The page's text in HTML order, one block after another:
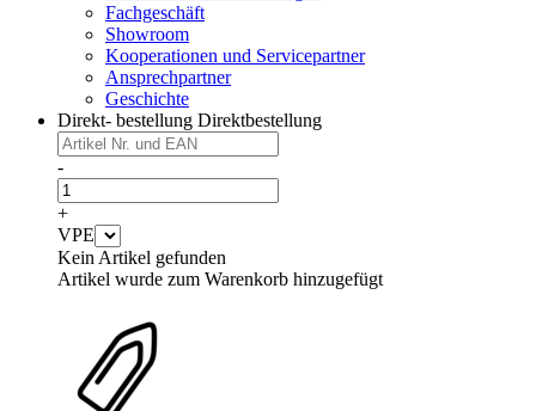
Fachgeschäft
Showroom
Kooperationen und Servicepartner
Ansprechpartner
Geschichte
Direkt- bestellung Direktbestellung
-
+
VPE
Kein Artikel gefunden
Artikel wurde zum Warenkorb hinzugefügt